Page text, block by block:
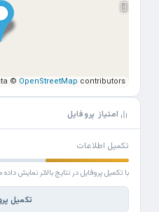
© OpenStreetMap contributors
امتیاز پروفایل
تکمیل اطلاعات
با تکمیل پروفایل در نتایج بالاتر نمایش
تکمیل